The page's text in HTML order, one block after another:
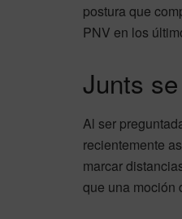
postura que
PNV en los
Junts
Al ser
recientemente
marcar
que una moción